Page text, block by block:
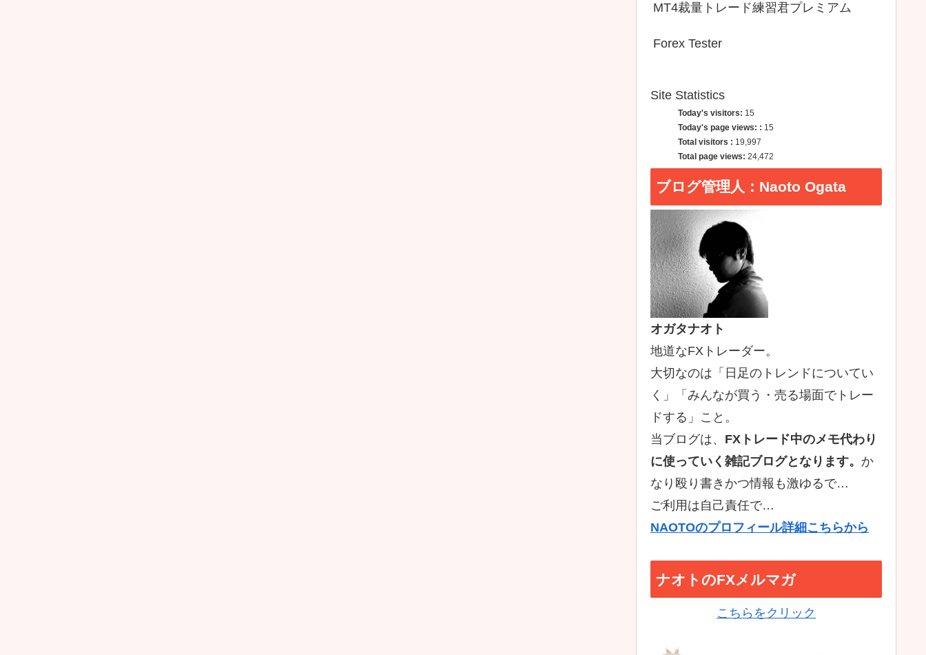
MT4裁量トレード練習君プレミアム
Forex Tester
Site Statistics
Today's visitors: 15
Today's page views: : 15
Total visitors : 19,997
Total page views: 24,472
ブログ管理人：Naoto Ogata
オガタナオト
地道なFXトレーダー。
大切なのは「日足のトレンドについてい
く」「みんなが買う・売る場面でトレー
ドする」こと。
当ブログは、 FXトレード中のメモ代わり
に使っていく雑記ブログとなります。 か
なり殴り書きかつ情報も激ゆるで…
ご利用は自己責任で…
NAOTOのプロフィール詳細こちらから
ナオトのFXメルマガ
こちらをクリック